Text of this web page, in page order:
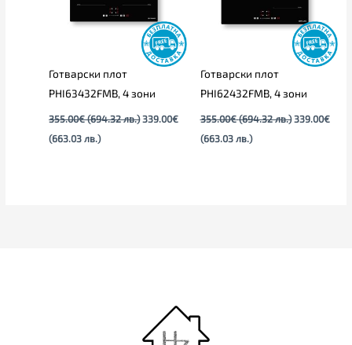
Готварски плот
PHI63432FMB, 4 зони
355.00€ (694.32 лв.) 339.00€
(663.03 лв.)
Готварски плот
PHI62432FMB, 4 зони
355.00€ (694.32 лв.) 339.00€
(663.03 лв.)